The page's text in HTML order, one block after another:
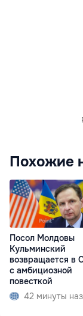
Похожие
Посол Молдовы
Кульминский
возвращается в
с амбициозной
повесткой
42 минуты